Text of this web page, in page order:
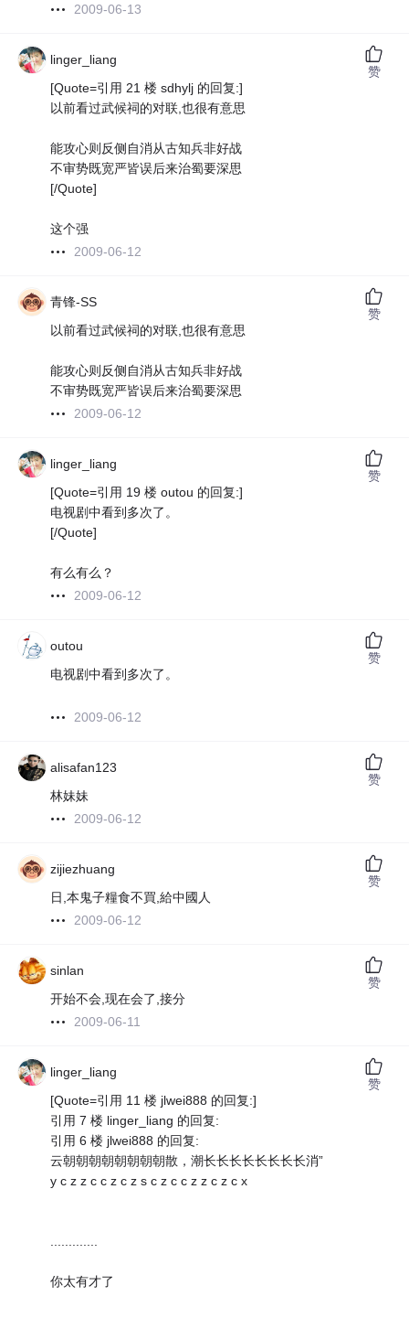
2009-06-13
linger_liang
[Quote=引用 21 楼 sdhylj 的回复:]
以前看过武候祠的对联,也很有意思
能攻心则反侧自消从古知兵非好战
不审势既宽严皆误后来治蜀要深思
[/Quote]
这个强
2009-06-12
赞
青锋-SS
以前看过武候祠的对联,也很有意思
能攻心则反侧自消从古知兵非好战
不审势既宽严皆误后来治蜀要深思
2009-06-12
赞
linger_liang
[Quote=引用 19 楼 outou 的回复:]
电视剧中看到多次了。
[/Quote]
有么有么？
2009-06-12
赞
outou
电视剧中看到多次了。
2009-06-12
赞
alisafan123
林妹妹
2009-06-12
赞
zijiezhuang
日,本鬼子糧食不買,給中國人
2009-06-12
赞
sinlan
开始不会,现在会了,接分
2009-06-11
赞
linger_liang
[Quote=引用 11 楼 jlwei888 的回复:]
引用 7 楼 linger_liang 的回复:
引用 6 楼 jlwei888 的回复:
云朝朝朝朝朝朝朝朝散，潮长长长长长长长长消”
y c z z c c z c z s c z c c z z c z c x
.............
你太有才了
赞